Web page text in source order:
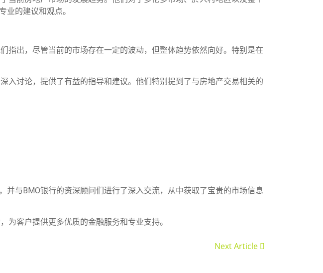
业的建议和观点。
指出，尽管当前的市场存在一定的波动，但整体趋势依然向好。特别是在
入讨论，提供了有益的指导和建议。他们特别提到了与房地产交易相关的
与BMO银行的资深顾问们进行了深入交流，从中获取了宝贵的市场信息
为客户提供更多优质的金融服务和专业支持。
Next Article